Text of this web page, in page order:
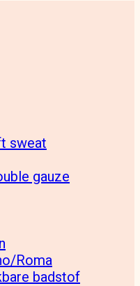
sweat
gauze
Roma
badstof